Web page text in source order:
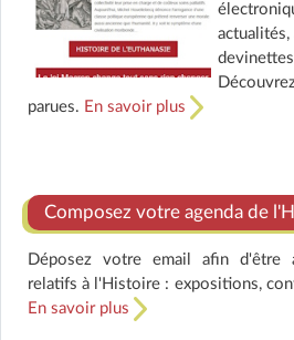
actualités,
parues. En savoir plus
Composez votre agenda de
Déposez votre email afin d'être
relatifs à l'Histoire : expositions,
En savoir plus